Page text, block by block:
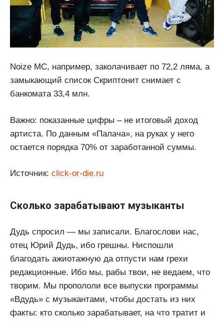
Noize MC, например, заколачивает по 72,2 ляма, а
замыкающий список Скриптонит снимает с
банкомата 33,4 млн.
Важно: показанные цифры – не итоговый доход
артиста. По данным «Палача», на руках у него
остается порядка 70% от заработанной суммы.
Источник: click-or-die.ru
Сколько зарабатывают музыканты
Дудь спросил — мы записали. Благослови нас,
отец Юрий Дудь, ибо грешны. Ниспошли
благодать ажиотажную да отпусти нам грехи
редакционные. Ибо мы, рабы твои, не ведаем, что
творим. Мы пропололи все выпуски программы
«Вдудь» с музыкантами, чтобы достать из них
факты: кто сколько зарабатывает, на что тратит и